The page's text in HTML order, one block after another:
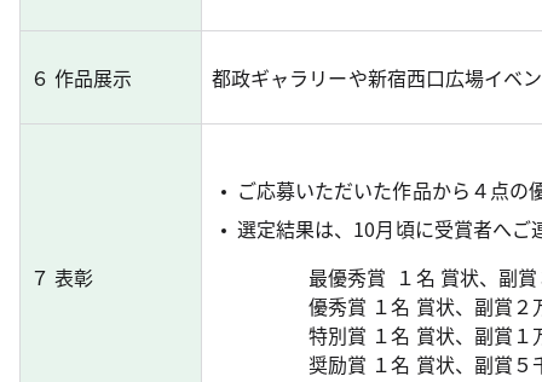
６ 作品展示 都政ギャラリーや新宿西口広場イベ
７ 表彰
ご応募いただいた作品から４点の
選定結果は、10月頃に受賞者へご
最優秀賞 １名 賞状、副
優秀賞 １名 賞状、副賞
特別賞 １名 賞状、副賞
奨励賞 １名 賞状、副賞